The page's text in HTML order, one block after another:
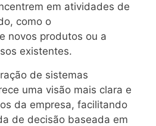
em atividades de
como o
novos produtos ou a
existentes.
de sistemas
uma visão mais clara e
da empresa, facilitando
de decisão baseada em